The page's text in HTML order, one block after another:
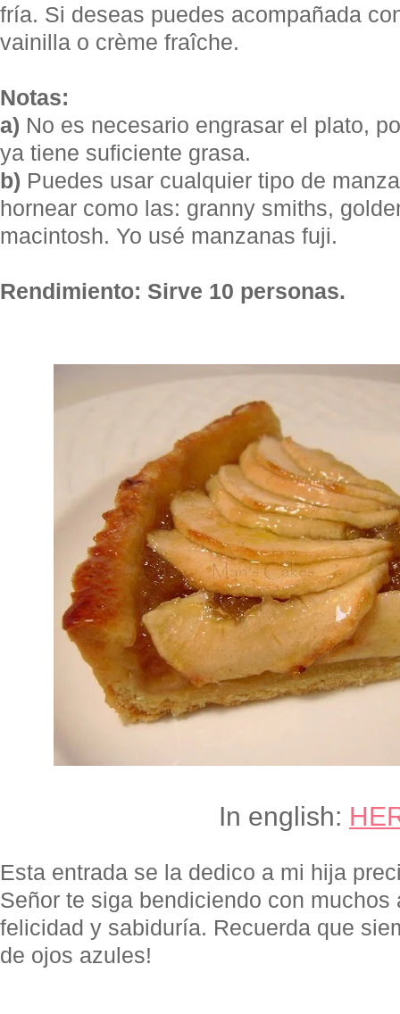
fría. Si deseas puedes acompañada
vainilla o crème fraîche.
Notas:
a) No es necesario engrasar el plato,
ya tiene suficiente grasa.
b) Puedes usar cualquier tipo de
hornear como las: granny smiths,
macintosh. Yo usé manzanas fuji.
Rendimiento: Sirve 10 personas.
In english:
Esta entrada se la dedico a mi hija
Señor te siga bendiciendo con muchos
felicidad y sabiduría. Recuerda que
de ojos azules!